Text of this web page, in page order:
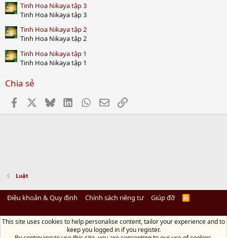
Tinh Hoa Nikaya tập 3
Tinh Hoa Nikaya tập 3
Tinh Hoa Nikaya tập 2
Tinh Hoa Nikaya tập 2
Tinh Hoa Nikaya tập 1
Tinh Hoa Nikaya tập 1
Chia sẻ
Facebook BlueskyLinkedInWhatsApp
EmailLink
Luật
Điều khoản & Quy định Chính sách riêng tư Giúp đỡ
R
Diệu Pháp Âm
Chùa Diệu Pháp - Số 72/14 Phú Mỹ, Phú Hòa Đông, Củ Chi, TP.HCM
This site uses cookies to help personalise content, tailor your experience and to
keep you logged in if you register.